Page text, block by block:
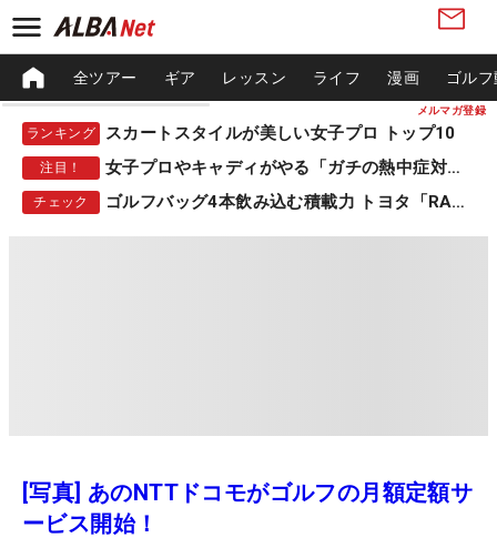
メルマガ登録
全ツアー ギア レッスン ライフ 漫画 ゴル
ランキング スカートスタイルが美しい女子プロ トップ10
注目！ 女子プロやキャディがやる「ガチの熱中症対策」
チェック ゴルフバッグ4本飲み込む積載力 トヨタ「RAV4」
[写真] あのNTTドコモがゴルフの月額定額サ
ービス開始！